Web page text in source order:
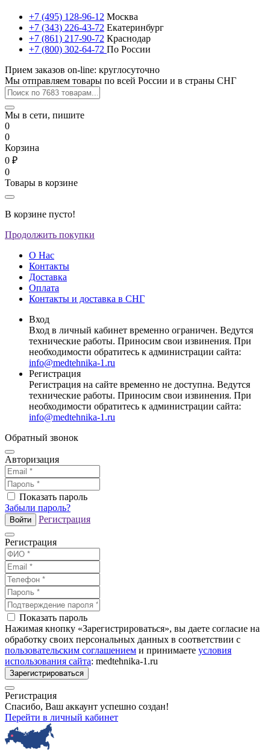
+7 (495) 128-96-12 Москва
+7 (343) 226-43-72 Екатеринбург
+7 (861) 217-90-72 Краснодар
+7 (800) 302-64-72 По России
Прием заказов on-line: круглосуточно
Мы отправляем товары по всей России и в страны СНГ
Мы в сети, пишите
0
0
Корзина
0 ₽
0
Товары в корзине
В корзине пусто!
Продолжить покупки
О Нас
Контакты
Доставка
Оплата
Контакты и доставка в СНГ
Вход
Вход в личный кабинет временно ограничен. Ведутся
технические работы. Приносим свои извинения. При
необходимости обратитесь к администрации сайта:
info@medtehnika-1.ru
Регистрация
Регистрация на сайте временно не доступна. Ведутся
технические работы. Приносим свои извинения. При
необходимости обратитесь к администрации сайта:
info@medtehnika-1.ru
Обратный звонок
Авторизация
Показать пароль
Забыли пароль?
Войти Регистрация
Регистрация
Показать пароль
Нажимая кнопку «Зарегистрироваться», вы даете согласие на
обработку своих персональных данных в соответствии с
пользовательским соглашением и принимаете условия
использования сайта: medtehnika-1.ru
Зарегистрироваться
Регистрация
Спасибо, Ваш аккаунт успешно создан!
Перейти в личный кабинет